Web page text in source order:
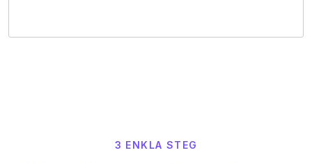
3 ENKLA STEG